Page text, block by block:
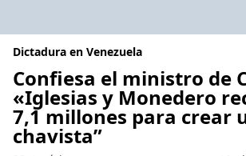
Dictadura en Venezuela
Confiesa el ministro de
«Iglesias y Monedero
7,1 millones para crear
chavista”